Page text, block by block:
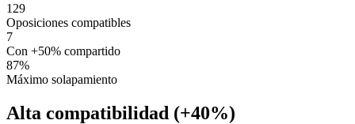
129
Oposiciones compatibles
7
Con +50% compartido
87%
Máximo solapamiento
Alta compatibilidad (+40%)